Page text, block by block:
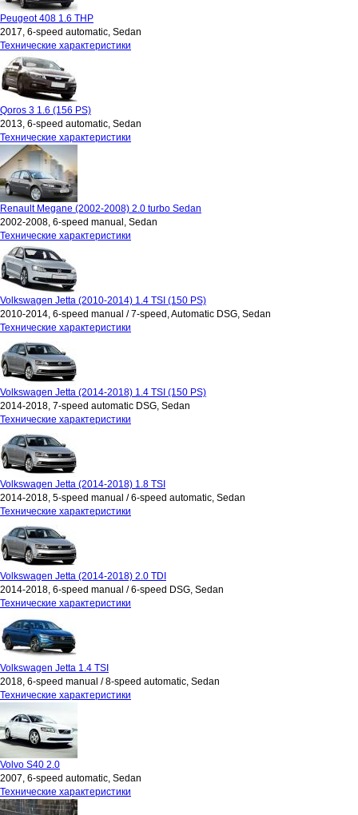
Peugeot 408 1.6 THP
2017, 6-speed automatic, Sedan
Технические характеристики
Qoros 3 1.6 (156 PS)
2013, 6-speed automatic, Sedan
Технические характеристики
Renault Megane (2002-2008) 2.0 turbo Sedan
2002-2008, 6-speed manual, Sedan
Технические характеристики
Volkswagen Jetta (2010-2014) 1.4 TSI (150 PS)
2010-2014, 6-speed manual / 7-speed, Automatic DSG, Sedan
Технические характеристики
Volkswagen Jetta (2014-2018) 1.4 TSI (150 PS)
2014-2018, 7-speed automatic DSG, Sedan
Технические характеристики
Volkswagen Jetta (2014-2018) 1.8 TSI
2014-2018, 5-speed manual / 6-speed automatic, Sedan
Технические характеристики
Volkswagen Jetta (2014-2018) 2.0 TDI
2014-2018, 6-speed manual / 6-speed DSG, Sedan
Технические характеристики
Volkswagen Jetta 1.4 TSI
2018, 6-speed manual / 8-speed automatic, Sedan
Технические характеристики
Volvo S40 2.0
2007, 6-speed automatic, Sedan
Технические характеристики